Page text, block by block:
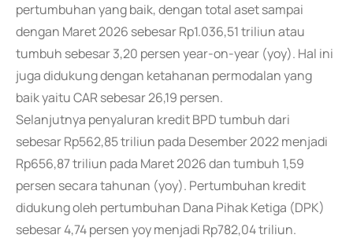
pertumbuhan yang baik, dengan total aset sampai
dengan Maret 2026 sebesar Rp1.036,51 triliun atau
tumbuh sebesar 3,20 persen year-on-year (yoy). Hal ini
juga didukung dengan ketahanan permodalan yang
baik yaitu CAR sebesar 26,19 persen.
Selanjutnya penyaluran kredit BPD tumbuh dari
sebesar Rp562,85 triliun pada Desember 2022 menjadi
Rp656,87 triliun pada Maret 2026 dan tumbuh 1,59
persen secara tahunan (yoy). Pertumbuhan kredit
didukung oleh pertumbuhan Dana Pihak Ketiga (DPK)
sebesar 4,74 persen yoy menjadi Rp782,04 triliun.